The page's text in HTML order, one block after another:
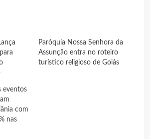
Paróquia Nossa Senhora da
Assunção entra no roteiro
turístico religioso de Goiás
eventos
com
nas